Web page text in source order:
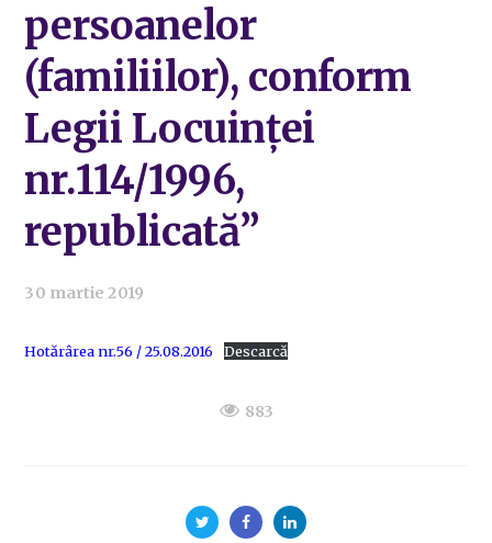
persoanelor
(familiilor), conform
Legii Locuinței
nr.114/1996,
republicată”
30 martie 2019
Hotărârea nr.56 / 25.08.2016 Descarcă
883